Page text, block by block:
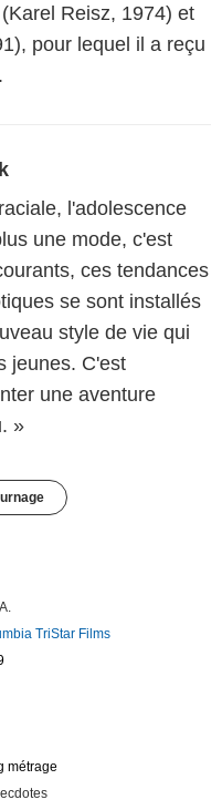
Reisz, 1974) et
pour lequel il a reçu
l'adolescence
une mode, c'est
ces tendances
se sont installés
style de vie qui
jeunes. C'est
une aventure
»
TriStar Films
métrage